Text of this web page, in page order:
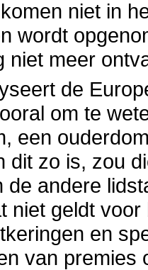
niet in
wordt
niet meer
de
om te
een
dit zo is, zou
de andere
niet geldt
en
van premies